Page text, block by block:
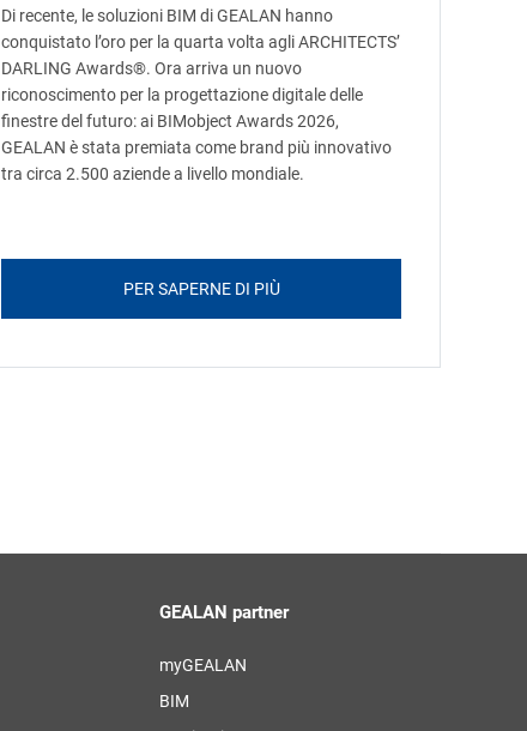
Di recente, le soluzioni BIM di GEALAN hanno
conquistato l’oro per la quarta volta agli ARCHITECTS’
DARLING Awards®. Ora arriva un nuovo
riconoscimento per la progettazione digitale delle
finestre del futuro: ai BIMobject Awards 2026,
GEALAN è stata premiata come brand più innovativo
tra circa 2.500 aziende a livello mondiale.
PER SAPERNE DI PIÙ
GEALAN partner
myGEALAN
BIM